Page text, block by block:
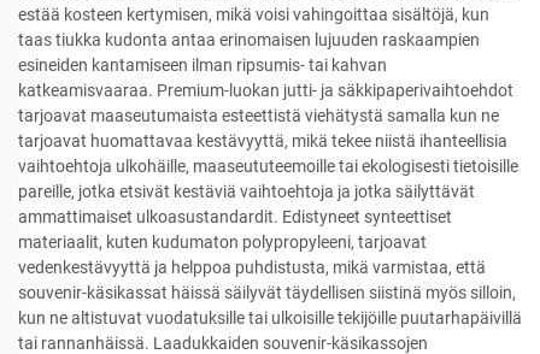
estää kosteen kertymisen, mikä voisi vahingoittaa sisältöjä, kun
taas tiukka kudonta antaa erinomaisen lujuuden raskaampien
esineiden kantamiseen ilman ripsumis- tai kahvan
katkeamisvaaraa. Premium-luokan jutti- ja säkkipaperivaihtoehdot
tarjoavat maaseutumaista esteettistä viehätystä samalla kun ne
tarjoavat huomattavaa kestävyyttä, mikä tekee niistä ihanteellisia
vaihtoehtoja ulkohäille, maaseututeemoille tai ekologisesti tietoisille
pareille, jotka etsivät kestäviä vaihtoehtoja ja jotka säilyttävät
ammattimaiset ulkoasustandardit. Edistyneet synteettiset
materiaalit, kuten kudumaton polypropyleeni, tarjoavat
vedenkestävyyttä ja helppoa puhdistusta, mikä varmistaa, että
souvenir-käsikassat häissä säilyvät täydellisen siistinä myös silloin,
kun ne altistuvat vuodatuksille tai ulkoisille tekijöille puutarhapäivillä
tai rannanhäissä. Laadukkaiden souvenir-käsikassojen